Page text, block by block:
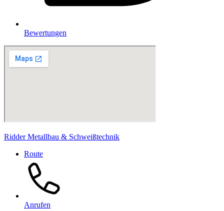
Bewertungen
Ridder Metallbau & Schweißtechnik
Route
Anrufen